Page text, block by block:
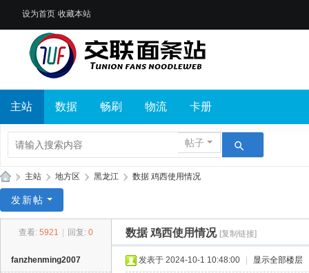
设为首页 收藏本站
主站 数据 畅刷 物流 卡册
帖子
联
» 主站 › 地方区 › 黑龙江 › 数据 鸡西使用情况
发新帖
查看: 5921 回复: 0 数据 鸡西使用情况 [复制链接]
fanzhenming2007 发表于 2024-10-1 10:48:00 显示全部楼层